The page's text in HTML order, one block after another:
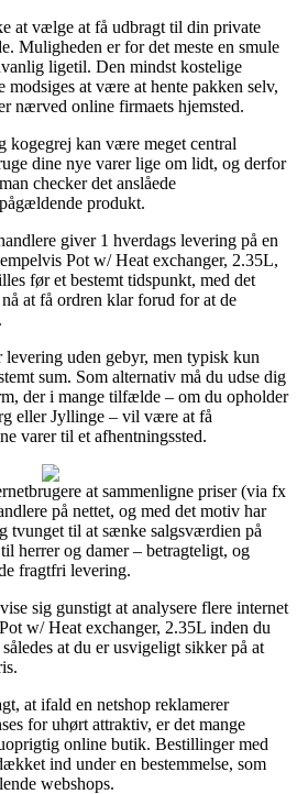
at vælge at få udbragt til din private
Muligheden er for det meste en smule
ligetil. Den mindst kostelige
at være at hente pakken selv,
nærved online firmaets hjemsted.
kogegrej kan være meget central
dine nye varer lige om lidt, og derfor
checker det anslåede
produkt.
giver 1 hverdags levering på en
Pot w/ Heat exchanger, 2.35L,
før et bestemt tidspunkt, med det
at få ordren klar forud for at de
uden gebyr, men typisk kun
sum. Som alternativ må du udse dig
der i mange tilfælde – om du opholder
eller Jyllinge – vil være at få
varer til et afhentningssted.
at sammenligne priser (via fx
på nettet, og med det motiv har
tvunget til at sænke salgsværdien på
herrer og damer – betragteligt, og
fragtfri levering.
sig gunstigt at analysere flere internet
w/ Heat exchanger, 2.35L inden du
at du er usvigeligt sikker på at
at ifald en netshop reklamerer
for uhørt attraktiv, er det mange
online butik. Bestillinger med
ind under en bestemmelse, som
webshops.